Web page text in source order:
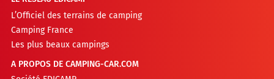
L’Officiel des terrains de camping
Camping France
Les plus beaux campings
A PROPOS DE CAMPING-CAR.COM